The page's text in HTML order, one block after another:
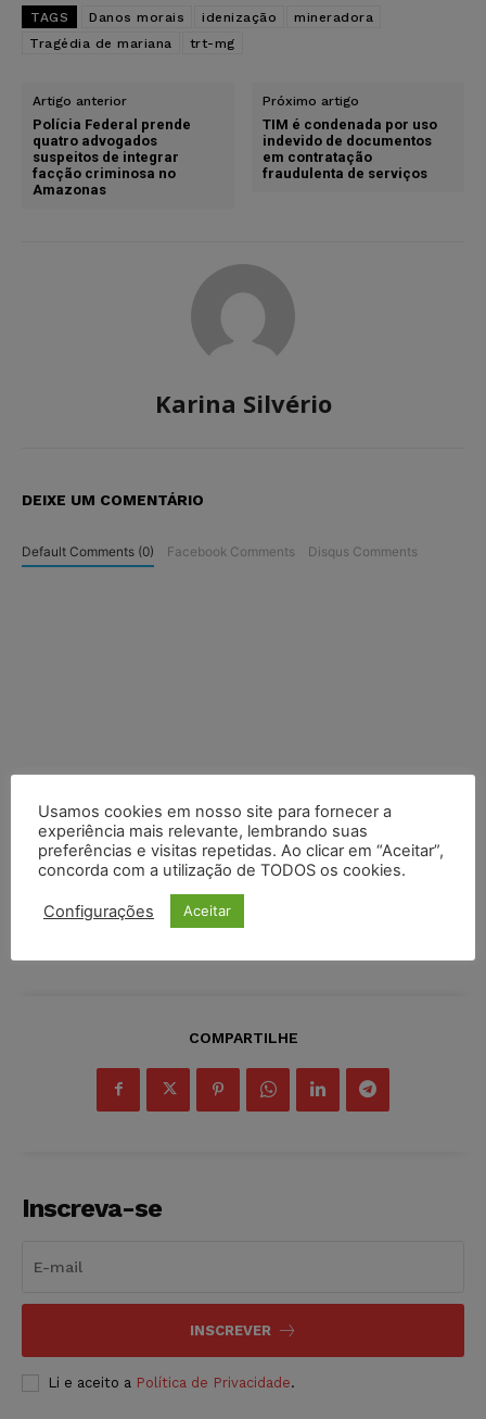
TAGS Danos morais idenização
mineradora
Tragédia de mariana
trt-mg
Artigo anterior
Polícia Federal prende
quatro advogados
suspeitos de integrar
facção criminosa no
Amazonas
Próximo artigo
TIM é condenada por uso
indevido de documentos
em contratação
fraudulenta de serviços
Karina Silvério
DEIXE UM COMENTÁRIO
Default Comments (0) Facebook Comments Disqus Comments
COMPARTILHE
Inscreva-se
INSCREVER
Li e aceito a Política de Privacidade.
Usamos cookies em nosso site para fornecer a
experiência mais relevante, lembrando suas
preferências e visitas repetidas. Ao clicar em “Aceitar”,
concorda com a utilização de TODOS os cookies.
Configurações Aceitar